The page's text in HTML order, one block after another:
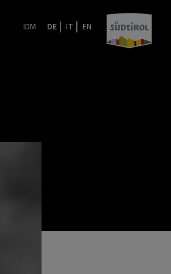
IDM DE | IT | EN